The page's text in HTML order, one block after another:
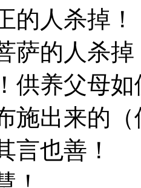
的人杀掉！
萨的人杀掉
供养父母
施出来的
言也善！